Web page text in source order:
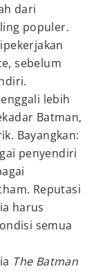
dari
populer.
sebelum
lebih
Batman,
Bayangkan:
penyendiri
Reputasi
harus
semua
The Batman